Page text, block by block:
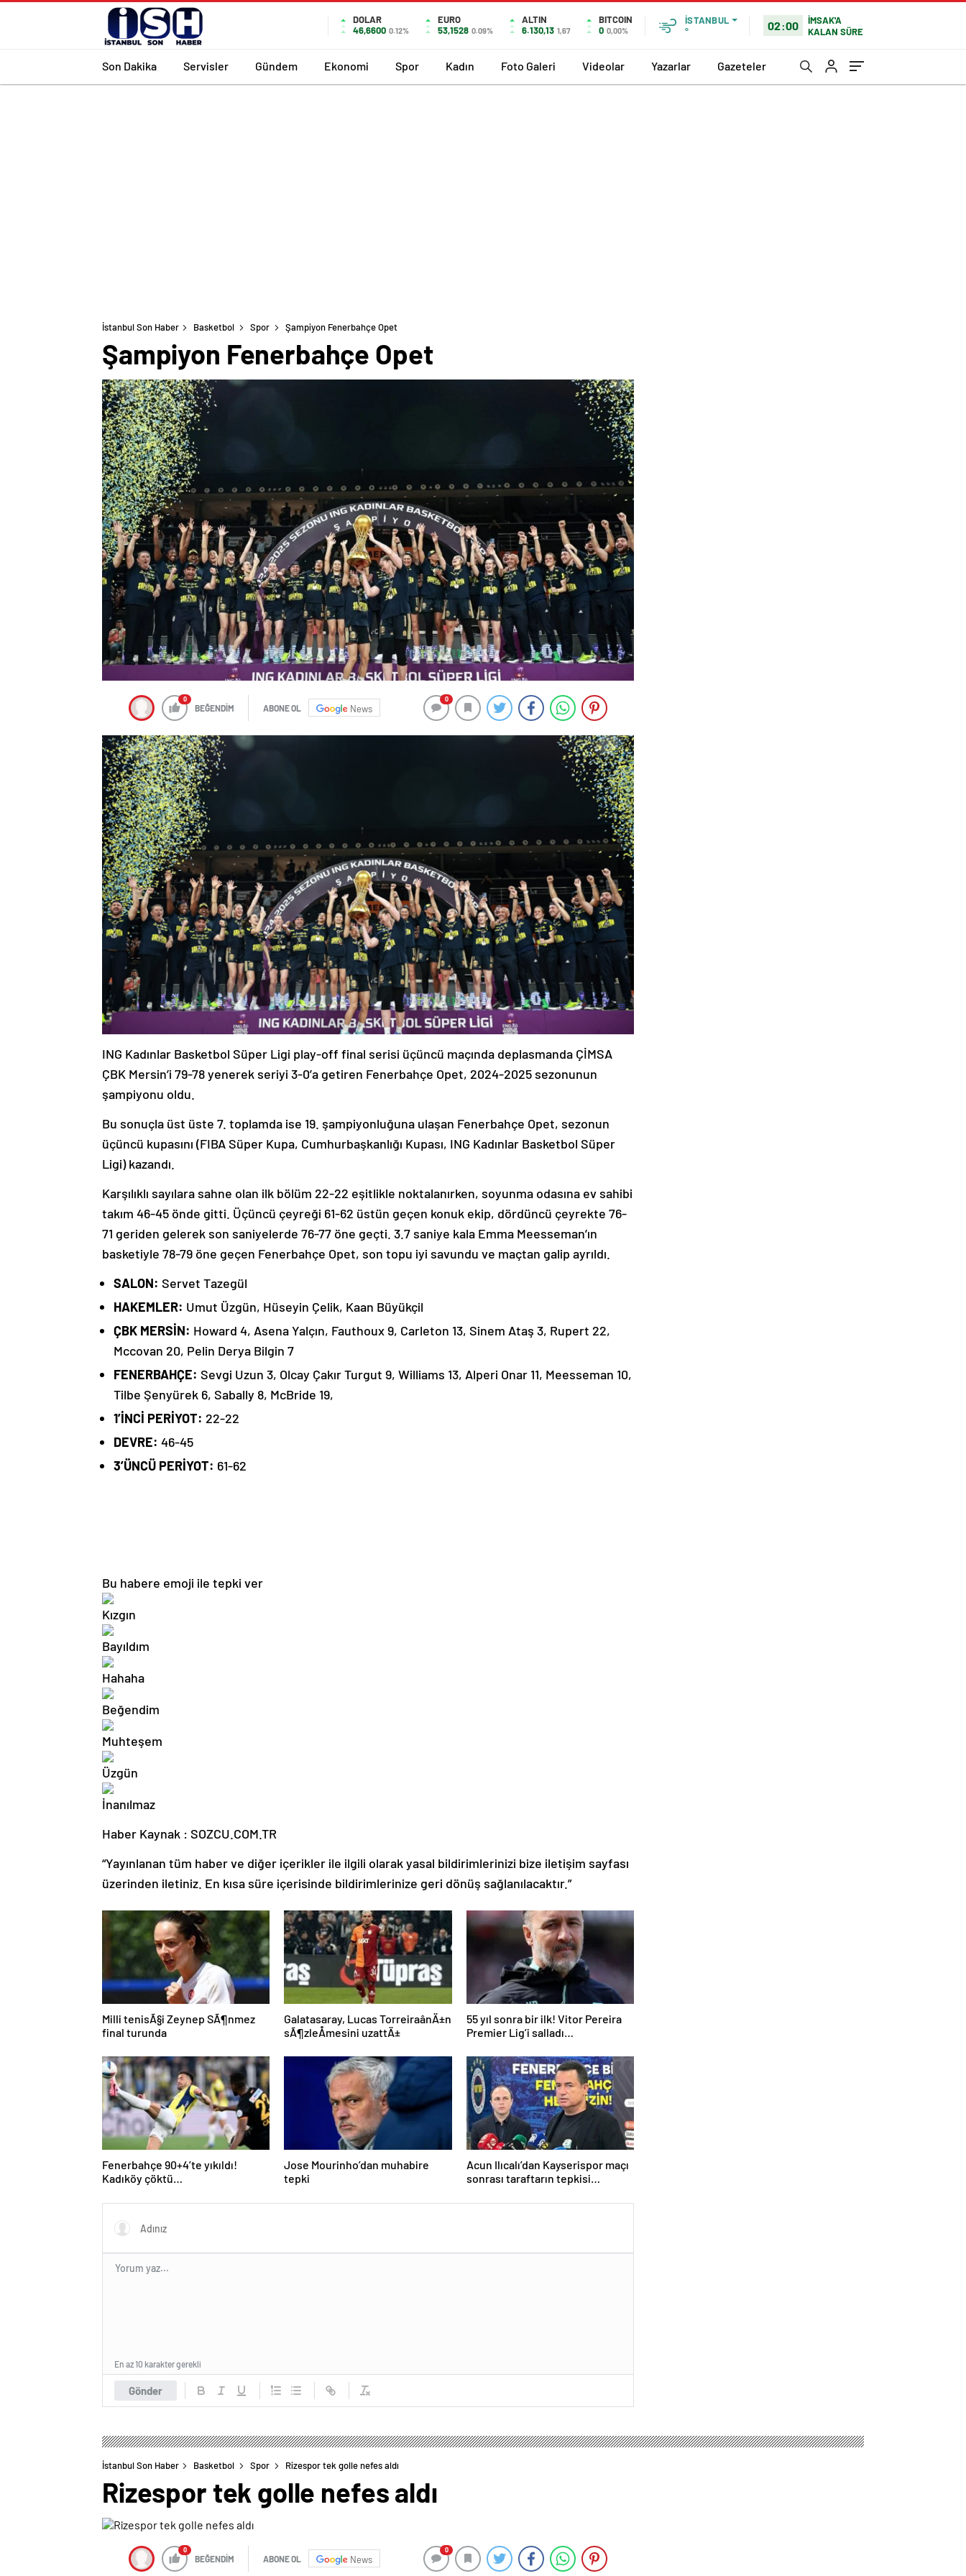
DOLAR
46,6600 0.12%
EURO
53,1528 0.09%
ALTIN
6.130,13 1,67
BITCOIN
0 0,00%
İSTANBUL
°
02:00
İMSAK'A
KALAN SÜRE
Son Dakika Servisler Gündem Ekonomi Spor Kadın Foto Galeri Videolar Yazarlar Gazeteler
İstanbul Son Haber Basketbol Spor Şampiyon Fenerbahçe Opet
Şampiyon Fenerbahçe Opet
0
BEĞENDİM ABONE OL News
0
ING Kadınlar Basketbol Süper Ligi play-off final serisi üçüncü maçında deplasmanda ÇİMSA
ÇBK Mersin’i 79-78 yenerek seriyi 3-0’a getiren Fenerbahçe Opet, 2024-2025 sezonunun
şampiyonu oldu.
Bu sonuçla üst üste 7. toplamda ise 19. şampiyonluğuna ulaşan Fenerbahçe Opet, sezonun
üçüncü kupasını (FIBA Süper Kupa, Cumhurbaşkanlığı Kupası, ING Kadınlar Basketbol Süper
Ligi) kazandı.
Karşılıklı sayılara sahne olan ilk bölüm 22-22 eşitlikle noktalanırken, soyunma odasına ev sahibi
takım 46-45 önde gitti. Üçüncü çeyreği 61-62 üstün geçen konuk ekip, dördüncü çeyrekte 76-
71 geriden gelerek son saniyelerde 76-77 öne geçti. 3.7 saniye kala Emma Meesseman’ın
basketiyle 78-79 öne geçen Fenerbahçe Opet, son topu iyi savundu ve maçtan galip ayrıldı.
SALON: Servet Tazegül
HAKEMLER: Umut Üzgün, Hüseyin Çelik, Kaan Büyükçil
ÇBK MERSİN: Howard 4, Asena Yalçın, Fauthoux 9, Carleton 13, Sinem Ataş 3, Rupert 22,
Mccovan 20, Pelin Derya Bilgin 7
FENERBAHÇE: Sevgi Uzun 3, Olcay Çakır Turgut 9, Williams 13, Alperi Onar 11, Meesseman 10,
Tilbe Şenyürek 6, Sabally 8, McBride 19,
1’İNCİ PERİYOT: 22-22
DEVRE: 46-45
3’ÜNCÜ PERİYOT: 61-62
Bu habere emoji ile tepki ver
Haber Kaynak : SOZCU.COM.TR
“Yayınlanan tüm haber ve diğer içerikler ile ilgili olarak yasal bildirimlerinizi bize iletişim sayfası
üzerinden iletiniz. En kısa süre içerisinde bildirimlerinize geri dönüş sağlanılacaktır.”
Milli tenisÃ§i Zeynep SÃ¶nmez
final turunda
Galatasaray, Lucas TorreiraânÄ±n
sÃ¶zleÅmesini uzattÄ±
55 yıl sonra bir ilk! Vitor Pereira
Premier Lig’i salladı…
Fenerbahçe 90+4’te yıkıldı!
Kadıköy çöktü…
Jose Mourinho’dan muhabire
tepki
Acun Ilıcalı’dan Kayserispor maçı
sonrası taraftarın tepkisi
Gönder
En az 10 karakter gerekli
İstanbul Son Haber Basketbol Spor Rizespor tek golle nefes aldı
Rizespor tek golle nefes aldı
0
BEĞENDİM ABONE OL News
0